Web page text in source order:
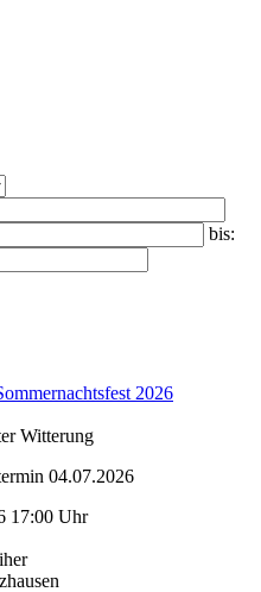
bis:
2026
Witterung
04.07.2026
17:00 Uhr